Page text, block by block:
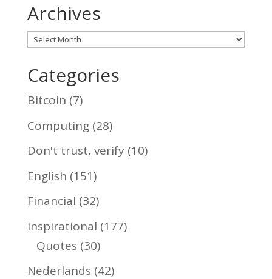
Archives
Archives
Categories
Bitcoin (7)
Computing(28)
Don't trust, verify (10)
English (151)
Financial (32)
inspirational (177)
Quotes (30)
Nederlands (42)